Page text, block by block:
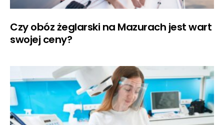
Czy obóz żeglarski na Mazurach jest wart
swojej ceny?